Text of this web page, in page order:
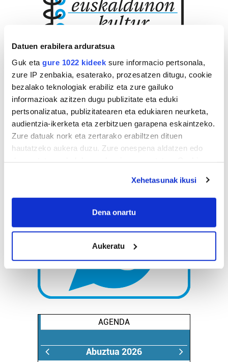
Datuen erabilera arduratsua
Guk eta gure 1022 kideek sure informacio pertsonala,
zure IP zenbakia, esaterako, prozesatzen ditugu, cookie
bezalako teknologiak erabiliz eta zure gailuko
informazioak azitzen dugu publizitate eta eduki
pertsonalizatua, publizitatearen eta edukiaren neurketa,
audientzia-ikerketa eta zerbitzuen garapena eskaintzeko.
Zure datuak nork eta zertarako erabiltzen dituen
hautatzeko aukera duzu. Zure onespena aldatzen edo
If you allow, we would also like to:
Collect information about your geographical
meters
Identify your device by actively scanning it for
specific characteristics (fingerprinting)
Find out more about how your personal data is processed
and set your preferences in thedetails section
prozesatzen ditugu, zure IP zenbakia, besteak beste,
pertsonalizatuak eskaintzeko, iragarkiak eta edukia
neurtzeko, jendeari buruzko informazioa biltzeko eta
Xehetasunak ikusi
Dena onartu
Aukeratu
AGENDA
Abuztua 2026